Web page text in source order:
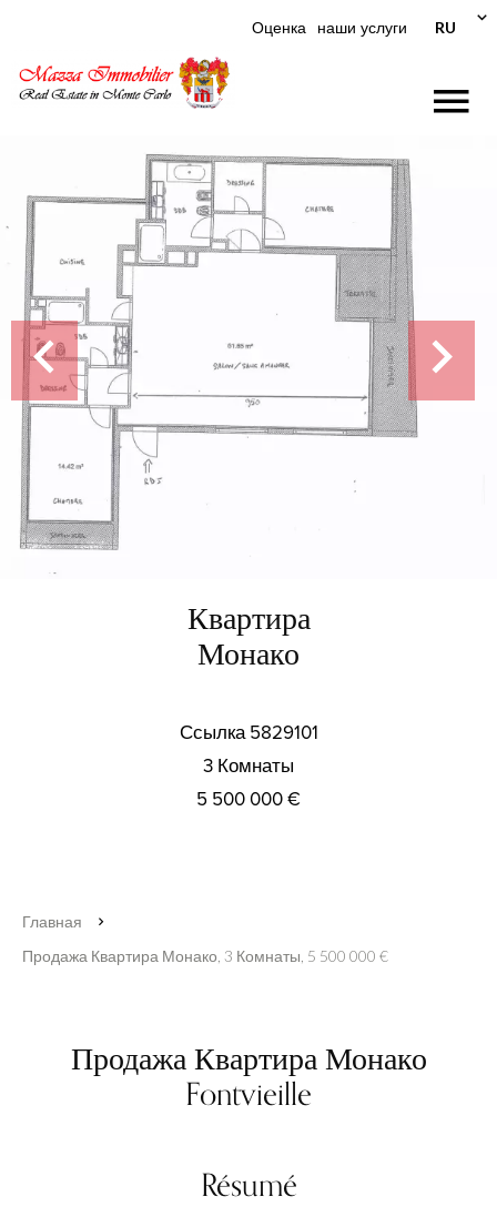
Оценка наши услуги RU
Квартира
Монако
Ссылка5829101
3 Комнаты
5 500 000 €
Главная
Продажа Квартира Монако, 3 Комнаты, 5 500 000 €
Продажа Квартира Монако
Fontvieille
Résumé